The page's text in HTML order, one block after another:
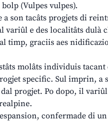
(Vulpes vulpes).
son tacâts progjets di
variûl e des localitâts dulà
timp, graciis aes
molâts individuis tacant
specific. Sul imprin, a
progjet. Po dopo, il
confermade di